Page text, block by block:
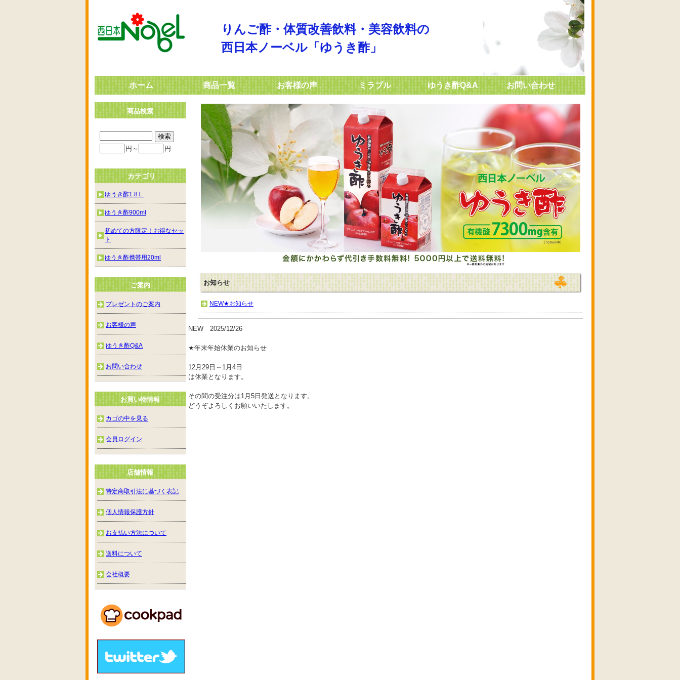
りんご酢・体質改善飲料・美容飲料の
西日本ノーベル「ゆうき酢」
ホーム 商品一覧 お客様の声 ミラブル ゆうき酢Q&A お問い合わせ
お知らせ
NEW★お知らせ
NEW 2025/12/26
★年末年始休業のお知らせ
12月29日～1月4日
は休業となります。
その間の受注分は1月5日発送となります。
どうぞよろしくお願いいたします。
商品検索
円～ 円
カテゴリ
ゆうき酢1.8Ｌ
ゆうき酢900ml
初めての方限定！お得なセッ
ト
ゆうき酢携帯用20ml
ご案内
プレゼントのご案内
お客様の声
ゆうき酢Q&A
お問い合わせ
お買い物情報
カゴの中を見る
会員ログイン
店舗情報
特定商取引法に基づく表記
個人情報保護方針
お支払い方法について
送料について
会社概要